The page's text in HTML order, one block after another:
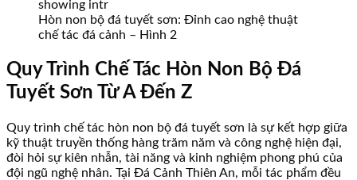
Hòn non bộ đá tuyết sơn: Đỉnh cao nghệ thuật
chế tác đá cảnh – Hình 2
Quy Trình Chế Tác Hòn Non Bộ Đá
Tuyết Sơn Từ A Đến Z
Quy trình chế tác hòn non bộ đá tuyết sơn là sự kết hợp giữa
kỹ thuật truyền thống hàng trăm năm và công nghệ hiện đại,
đòi hỏi sự kiên nhẫn, tài năng và kinh nghiệm phong phú của
đội ngũ nghệ nhân. Tại Đá Cảnh Thiên An, mỗi tác phẩm đều